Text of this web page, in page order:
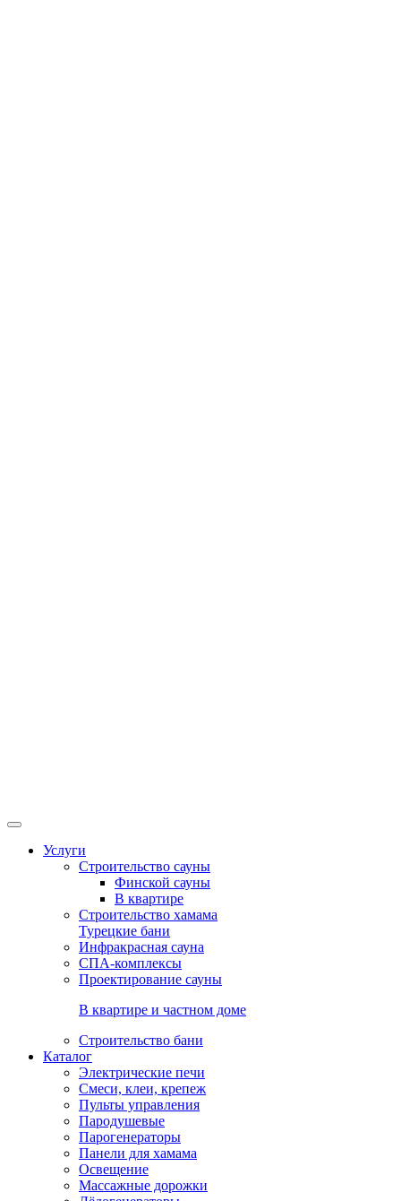
Услуги
Строительство сауны
Финской сауны
В квартире
Строительство хамама
Турецкие бани
Инфракрасная сауна
СПА-комплексы
Проектирование сауны
В квартире и частном доме
Строительство бани
Каталог
Электрические печи
Смеси, клеи, крепеж
Пульты управления
Пародушевые
Парогенераторы
Панели для хамама
Освещение
Массажные дорожки